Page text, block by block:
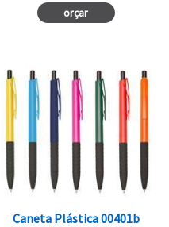
orçar
Caneta Plástica 00401b